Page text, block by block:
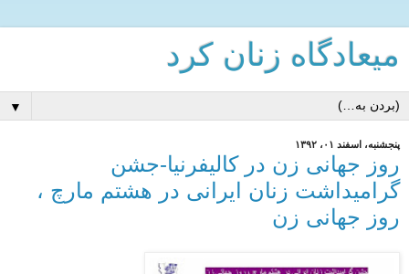
میعادگاه زنان كرد
▼
پنجشنبه، اسفند ۰۱، ۱۳۹۲
روز جهانی زن در کالیفرنیا-جشن
گرامیداشت زنان ایرانی در هشتم مارچ ،
روز جهانی زن